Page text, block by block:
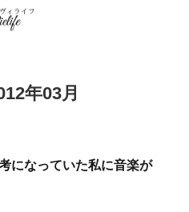
年03月
になっていた私に音楽が